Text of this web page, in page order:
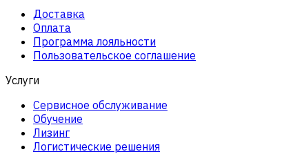
Доставка
Оплата
Программа лояльности
Пользовательское соглашение
Услуги
Сервисное обслуживание
Обучение
Лизинг
Логистические решения